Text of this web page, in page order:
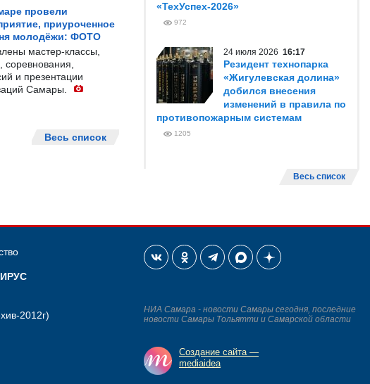
провели
приуроченное
молодёжи: ФОТО
мастер-классы,
и презентации
Самары.
Весь список
«ТехУспех-2026»
972
24 июля 2026 16:17
Резидент технопарка
«Жигулевская долина»
добился внесения
изменений в правила по
противопожарным системам
1205
Весь список
2012г)
НИА Самара - новости Самары сегодня, последние
новости Самары Тольятти и Самарской области
Создание сайта —
mediaidea